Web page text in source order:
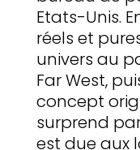
Etats-Unis.
réels et
univers au
Far West,
concept
surprend
est due aux